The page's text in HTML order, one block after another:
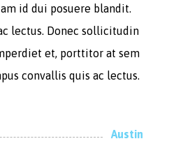
id dui posuere blandit.
lectus. Donec sollicitudin
et, porttitor at sem
convallis quis ac lectus.
Austin